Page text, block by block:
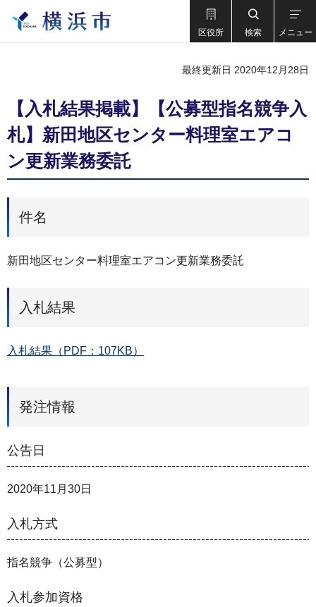
区役所 検索 メニュー
最終更新日 2020年12月28日
【入札結果掲載】【公募型指名競争入
札】新田地区センター料理室エアコ
ン更新業務委託
件名
新田地区センター料理室エアコン更新業務委託
入札結果
入札結果（PDF：107KB）
発注情報
公告日
2020年11月30日
入札方式
指名競争（公募型）
入札参加資格